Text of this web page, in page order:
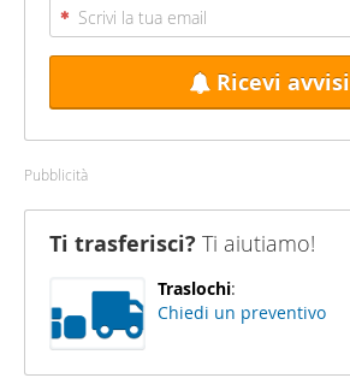
Ricevi avvisi
Pubblicità
Ti trasferisci? Ti aiutiamo!
Traslochi:
Chiedi un preventivo